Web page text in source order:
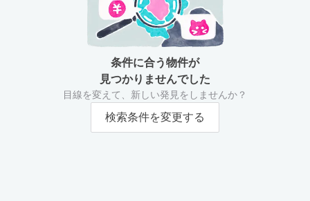
条件に合う物件が
見つかりませんでした
目線を変えて、新しい発見をしませんか？
検索条件を変更する